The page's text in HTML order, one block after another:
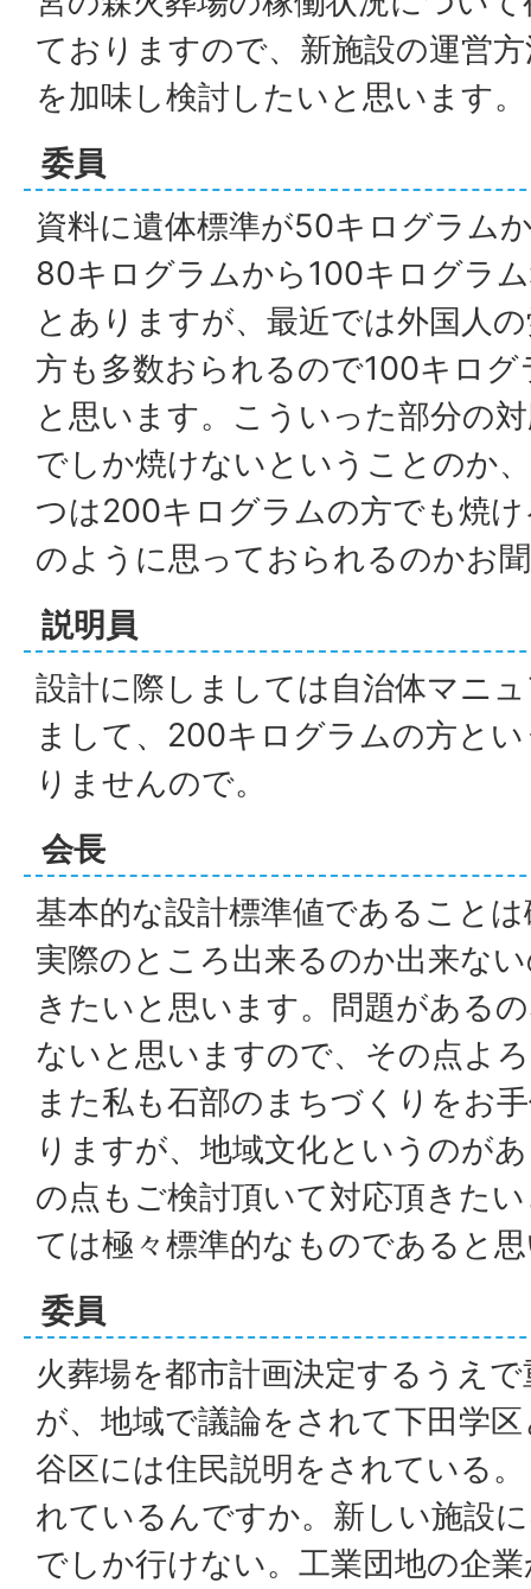
ておりますので、新施設の運営
を加味し検討したいと思います。
委員
資料に遺体標準が50キログラム
80キログラムから100キログラ
とありますが、最近では外国人
方も多数おられるので100キロ
と思います。こういった部分の
でしか焼けないということのか
つは200キログラムの方でも焼
のように思っておられるのかお
説明員
設計に際しましては自治体マニ
まして、200キログラムの方と
りませんので。
会長
基本的な設計標準値であること
実際のところ出来るのか出来な
きたいと思います。問題がある
ないと思いますので、その点よ
また私も石部のまちづくりをお
りますが、地域文化というのが
の点もご検討頂いて対応頂きた
ては極々標準的なものであると
委員
火葬場を都市計画決定するうえ
が、地域で議論をされて下田学
谷区には住民説明をされている
れているんですか。新しい施設
でしか行けない。工業団地の企